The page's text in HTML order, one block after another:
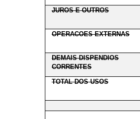
JUROS E OUTROS
OPERACOES EXTERNAS
DEMAIS DISPENDIOS
CORRENTES
TOTAL DOS USOS